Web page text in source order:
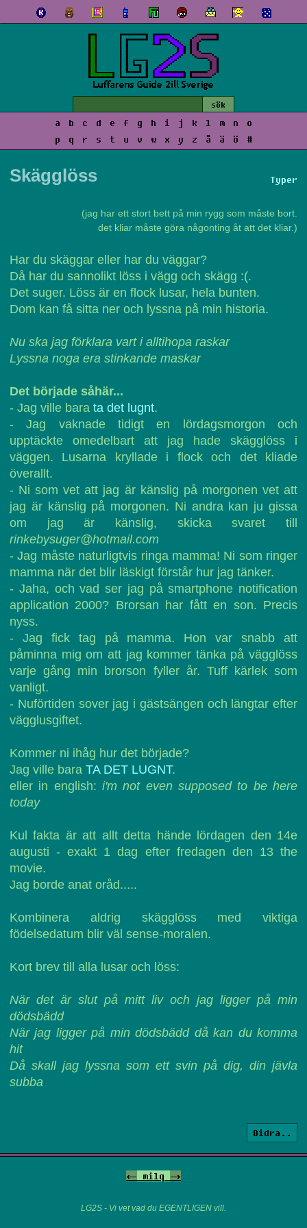
a b c d e f g h i j k l m n
o
p
q r s t u v w x y z å ä ö #
Typer
Skägglöss
(jag har ett stort bett på min rygg som måste bort.
det kliar måste göra någonting åt att det kliar.)
Har du skäggar eller har du väggar?
Då har du sannolikt löss i vägg och skägg :(.
Det suger. Löss är en flock lusar, hela bunten.
Dom kan få sitta ner och lyssna på min historia.
Nu ska jag förklara vart i alltihopa raskar
Lyssna noga era stinkande maskar
Det började såhär...
- Jag ville bara ta det lugnt.
- Jag vaknade tidigt en lördagsmorgon och
upptäckte omedelbart att jag hade skägglöss i
väggen. Lusarna kryllade i flock och det kliade
överallt.
- Ni som vet att jag är känslig på morgonen vet att
jag är känslig på morgonen. Ni andra kan ju gissa
om jag är känslig, skicka svaret till
rinkebysuger@hotmail.com
- Jag måste naturligtvis ringa mamma! Ni som ringer
mamma när det blir läskigt förstår hur jag tänker.
- Jaha, och vad ser jag på smartphone notification
application 2000? Brorsan har fått en son. Precis
nyss.
- Jag fick tag på mamma. Hon var snabb att
påminna mig om att jag kommer tänka på vägglöss
varje gång min brorson fyller år. Tuff kärlek som
vanligt.
- Nuförtiden sover jag i gästsängen och längtar efter
vägglusgiftet.
Kommer ni ihåg hur det började?
Jag ville bara TA DET LUGNT.
eller in english: i'm not even supposed to be here
today
Kul fakta är att allt detta hände lördagen den 14e
augusti - exakt 1 dag efter fredagen den 13 the
movie.
Jag borde anat oråd.....
Kombinera aldrig skägglöss med viktiga
födelsedatum blir väl sense-moralen.
Kort brev till alla lusar och löss:
När det är slut på mitt liv och jag ligger på min
dödsbädd
När jag ligger på min dödsbädd då kan du komma
hit
Då skall jag lyssna som ett svin på dig, din jävla
subba
Bidra..
<- milq ->
LG2S - Vi vet vad du EGENTLIGEN vill.